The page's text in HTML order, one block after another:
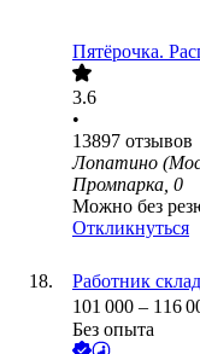
Пятёрочка.
3.6
•
13897 отзывов
Лопатино
Промпарка, 0
Можно без
Откликнуться
Работник
101 000 – 116
Без опыта